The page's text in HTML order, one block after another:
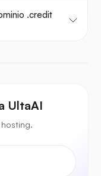
.credit
UltaAI